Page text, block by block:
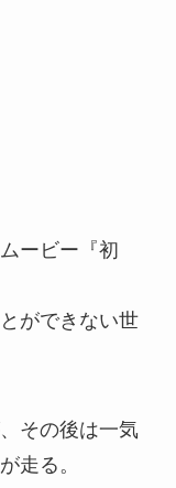
ービー『初
ができない世
その後は一気
走る。